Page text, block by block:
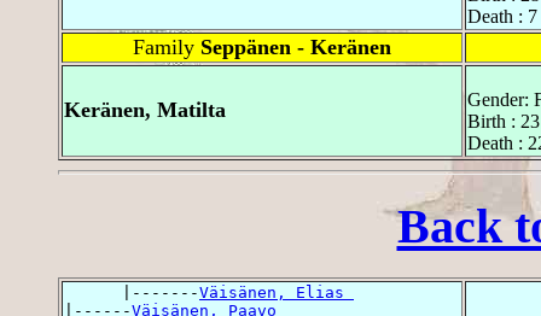
Death :
Family Seppänen - Keränen
Keränen, Matilta
Gender:
Birth :
Death :
Back
      |-------
Väisänen, Elias
|------Väisänen, Paavo